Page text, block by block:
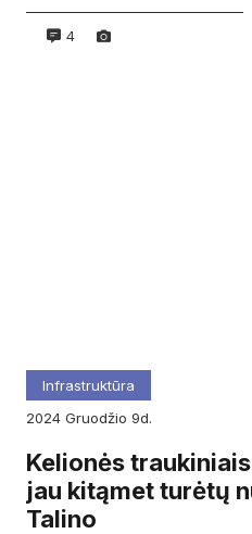
4
Infrastruktūra
2024
gruodžio 9d.
Kelionės
jau kitąmet turėtų
Talino